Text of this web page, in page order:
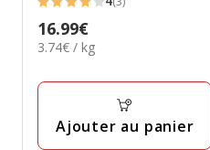
4
étoiles
avec
3
Prix
16.99€
16.99€
3.74€
Kg
3.74€ / kg
Ajouter au panier